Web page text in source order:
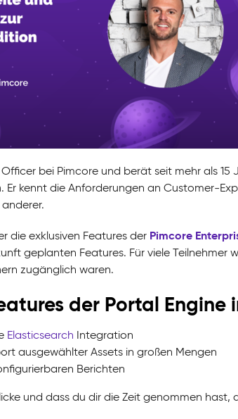
bei Pimcore und berät seit mehr als
Er kennt die Anforderungen an Customer-
die exklusiven Features der Pimcore
geplanten Features. Für viele Teilnehmer
zugänglich waren.
der Portal Engine
Elasticsearch Integration
ausgewählter Assets in großen Mengen
Berichten
und dass du dir die Zeit genommen